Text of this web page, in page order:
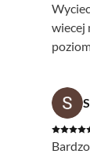
wiecej